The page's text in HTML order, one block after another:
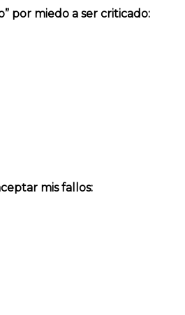
por miedo a ser criticado:
mis fallos: